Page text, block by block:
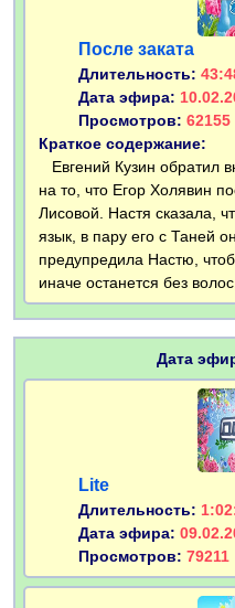
После заката
Длительность:
Дата эфира:
Просмотров: 62155
Краткое содержание:
Евгений Кузин обратил
на то, что Егор Холявин
Лисовой. Настя сказала,
язык, в пару его с Таней
предупредила Настю,
иначе останется без
Дата
Lite
Длительность:
Дата эфира:
Просмотров: 79211